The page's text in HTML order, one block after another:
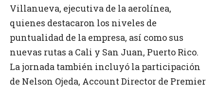
Villanueva, ejecutiva de la aerolínea,
quienes destacaron los niveles de
puntualidad de la empresa, así como sus
nuevas rutas a Cali y San Juan, Puerto Rico.
La jornada también incluyó la participación
de Nelson Ojeda, Account Director de Premier